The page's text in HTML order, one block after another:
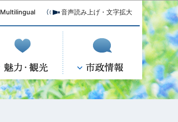
Multilingual 音声読み上げ・文字拡大